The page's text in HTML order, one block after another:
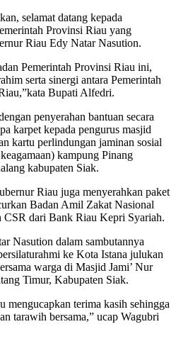
selamat datang kepada
Provinsi Riau yang
Riau Edy Natar Nasution.
Pemerintah Provinsi Riau ini,
serta sinergi antara Pemerintah
Bupati Alfedri.
penyerahan bantuan secara
karpet kepada pengurus masjid
kartu perlindungan jaminan sosial
kampung Pinang
kabupaten Siak.
Riau juga menyerahkan paket
Badan Amil Zakat Nasional
dari Bank Riau Kepri Syariah.
Nasution dalam sambutannya
ke Kota Istana julukan
warga di Masjid Jami’ Nur
Timur, Kabupaten Siak.
mengucapkan terima kasih sehingga
tarawih bersama,” ucap Wagubri